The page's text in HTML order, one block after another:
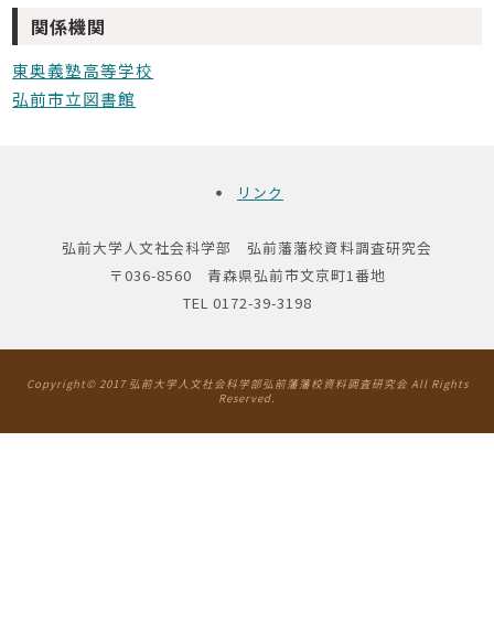
関係機関
東奥義塾高等学校
弘前市立図書館
リンク
弘前大学人文社会科学部 弘前藩藩校資料調査研究会
〒036-8560 青森県弘前市文京町1番地
TEL 0172-39-3198
Copyright© 2017 弘前大学人文社会科学部弘前藩藩校資料調査研究会 All Rights
Reserved.